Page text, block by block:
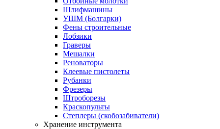
Шлифмашины
УШМ (Болгарки)
Фены строительные
Лобзики
Граверы
Мешалки
Реноваторы
Клеевые пистолеты
Рубанки
Фрезеры
Штроборезы
Краскопульты
Степлеры (скобозабиватели)
Хранение инструмента